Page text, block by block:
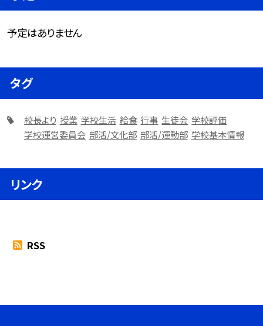
予定はありません
タグ
校長より 授業 学校生活 給食 行事 生徒会 学校評価
学校運営委員会 部活/文化部 部活/運動部 学校基本情報
リンク
RSS